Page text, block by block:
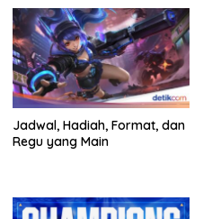
Jadwal, Hadiah, Format, dan
Regu yang Main